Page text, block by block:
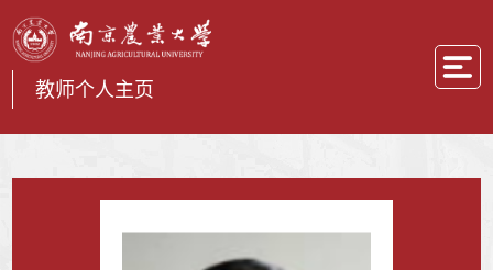
教师个人主页